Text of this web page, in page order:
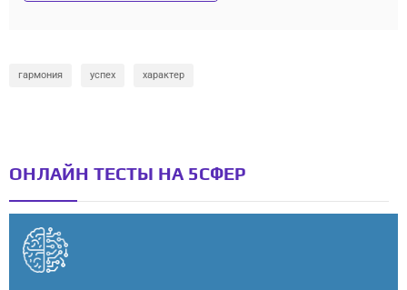
гармония успех характер
ОНЛАЙН ТЕСТЫ НА 5СФЕР